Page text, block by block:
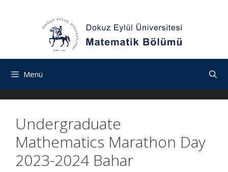
Menü
Undergraduate
Mathematics Marathon Day
2023-2024 Bahar